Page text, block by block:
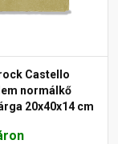
Castello
normálkő
20x40x14 cm